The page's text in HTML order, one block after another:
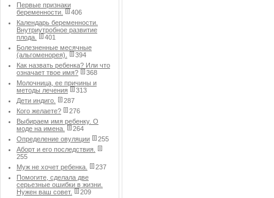
Первые признаки
беременности.
406
Календарь беременности.
Внутриутробное развитие
плода.
401
Болезненные месячные
(альгоменорея).
394
Как назвать ребенка? Или что
означает твое имя?
368
Молочница, ее причины и
методы лечения
313
Дети индиго.
287
Кого желаете?
276
Выбираем имя ребенку. О
моде на имена.
264
Определение овуляции
255
Аборт и его последствия.
255
Муж не хочет ребенка.
237
Помогите, сделала две
серьезные ошибки в жизни.
Нужен ваш совет.
209